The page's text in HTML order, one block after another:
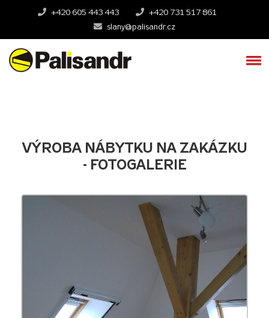
+420 605 443 443
+420 731 517 861
slany@palisandr.cz
VÝROBA NÁBYTKU NA ZAKÁZKU
- FOTOGALERIE